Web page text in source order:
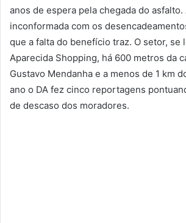
anos de espera pela chegada do
inconformada com os
que a falta do benefício traz. O setor, se
Aparecida Shopping, há 600 metros da
Gustavo Mendanha e a menos de 1 km
ano o DA fez cinco reportagens
de descaso dos moradores.